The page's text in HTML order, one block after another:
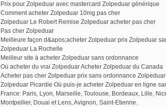
Prix pour Zolpeduar avec mastercard Zolpeduar générique
Comment acheter Zolpeduar 10mg pas cher
Zolpeduar Le Robert Remise Zolpeduar acheter pas cher
Pas cher Zolpeduar
Meilleure façon d&apos;acheter Zolpeduar prix Zolpeduar
Zolpeduar La Rochelle
Meilleur site à acheter Zolpeduar sans ordonnance
Où acheter du vrai Zolpeduar Acheter Zolpeduar du Canada
Acheter pas cher Zolpeduar prix sans ordonnance
Zolpeduar Picardie Où puis-je acheter Zolpeduar en ligne
France: Paris, Lyon, Marseille, Toulouse, Bordeaux, Lille,
Montpellier, Douai et Lens, Avignon, Saint-Etienne.